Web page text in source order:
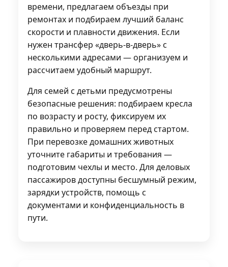
времени, предлагаем объезды при
ремонтах и подбираем лучший баланс
скорости и плавности движения. Если
нужен трансфер «дверь-в-дверь» с
несколькими адресами — организуем и
рассчитаем удобный маршрут.
Для семей с детьми предусмотрены
безопасные решения: подбираем кресла
по возрасту и росту, фиксируем их
правильно и проверяем перед стартом.
При перевозке домашних животных
уточните габариты и требования —
подготовим чехлы и место. Для деловых
пассажиров доступны бесшумный режим,
зарядки устройств, помощь с
документами и конфиденциальность в
пути.